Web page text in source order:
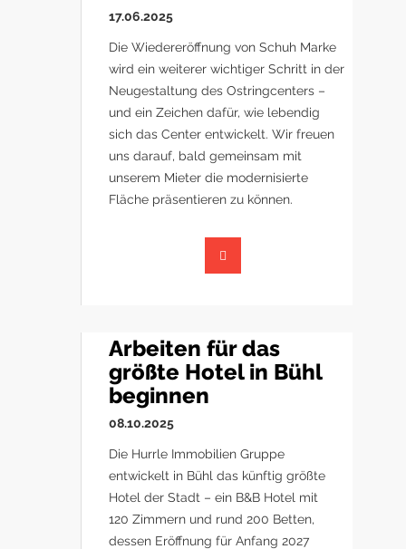
17.06.2025
Die Wiedereröffnung von Schuh Marke
wird ein weiterer wichtiger Schritt in der
Neugestaltung des Ostringcenters –
und ein Zeichen dafür, wie lebendig
sich das Center entwickelt. Wir freuen
uns darauf, bald gemeinsam mit
unserem Mieter die modernisierte
Fläche präsentieren zu können.
Arbeiten für das
größte Hotel in Bühl
beginnen
08.10.2025
Die Hurrle Immobilien Gruppe
entwickelt in Bühl das künftig größte
Hotel der Stadt – ein B&B Hotel mit
120 Zimmern und rund 200 Betten,
dessen Eröffnung für Anfang 2027